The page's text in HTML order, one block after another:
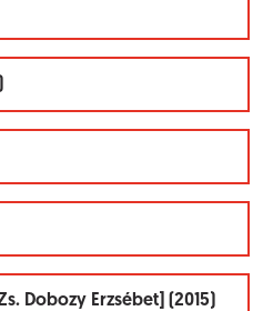
Dobozy Erzsébet] (2015)